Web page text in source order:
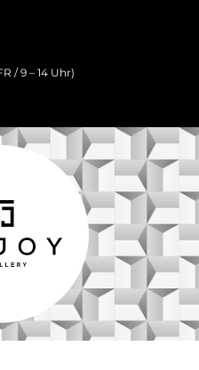
/ 9 – 14 Uhr)